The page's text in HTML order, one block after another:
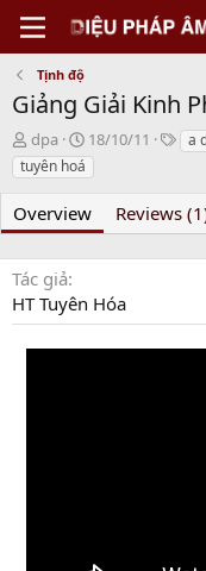
Tịnh độ
Giảng Giải Kinh
N
g
ư
i
i
dpa
C
r
e
t
d
a
t
18/10/11
T a
tuyên hoá
Overview Reviews
Tác giả
HT Tuyên Hóa